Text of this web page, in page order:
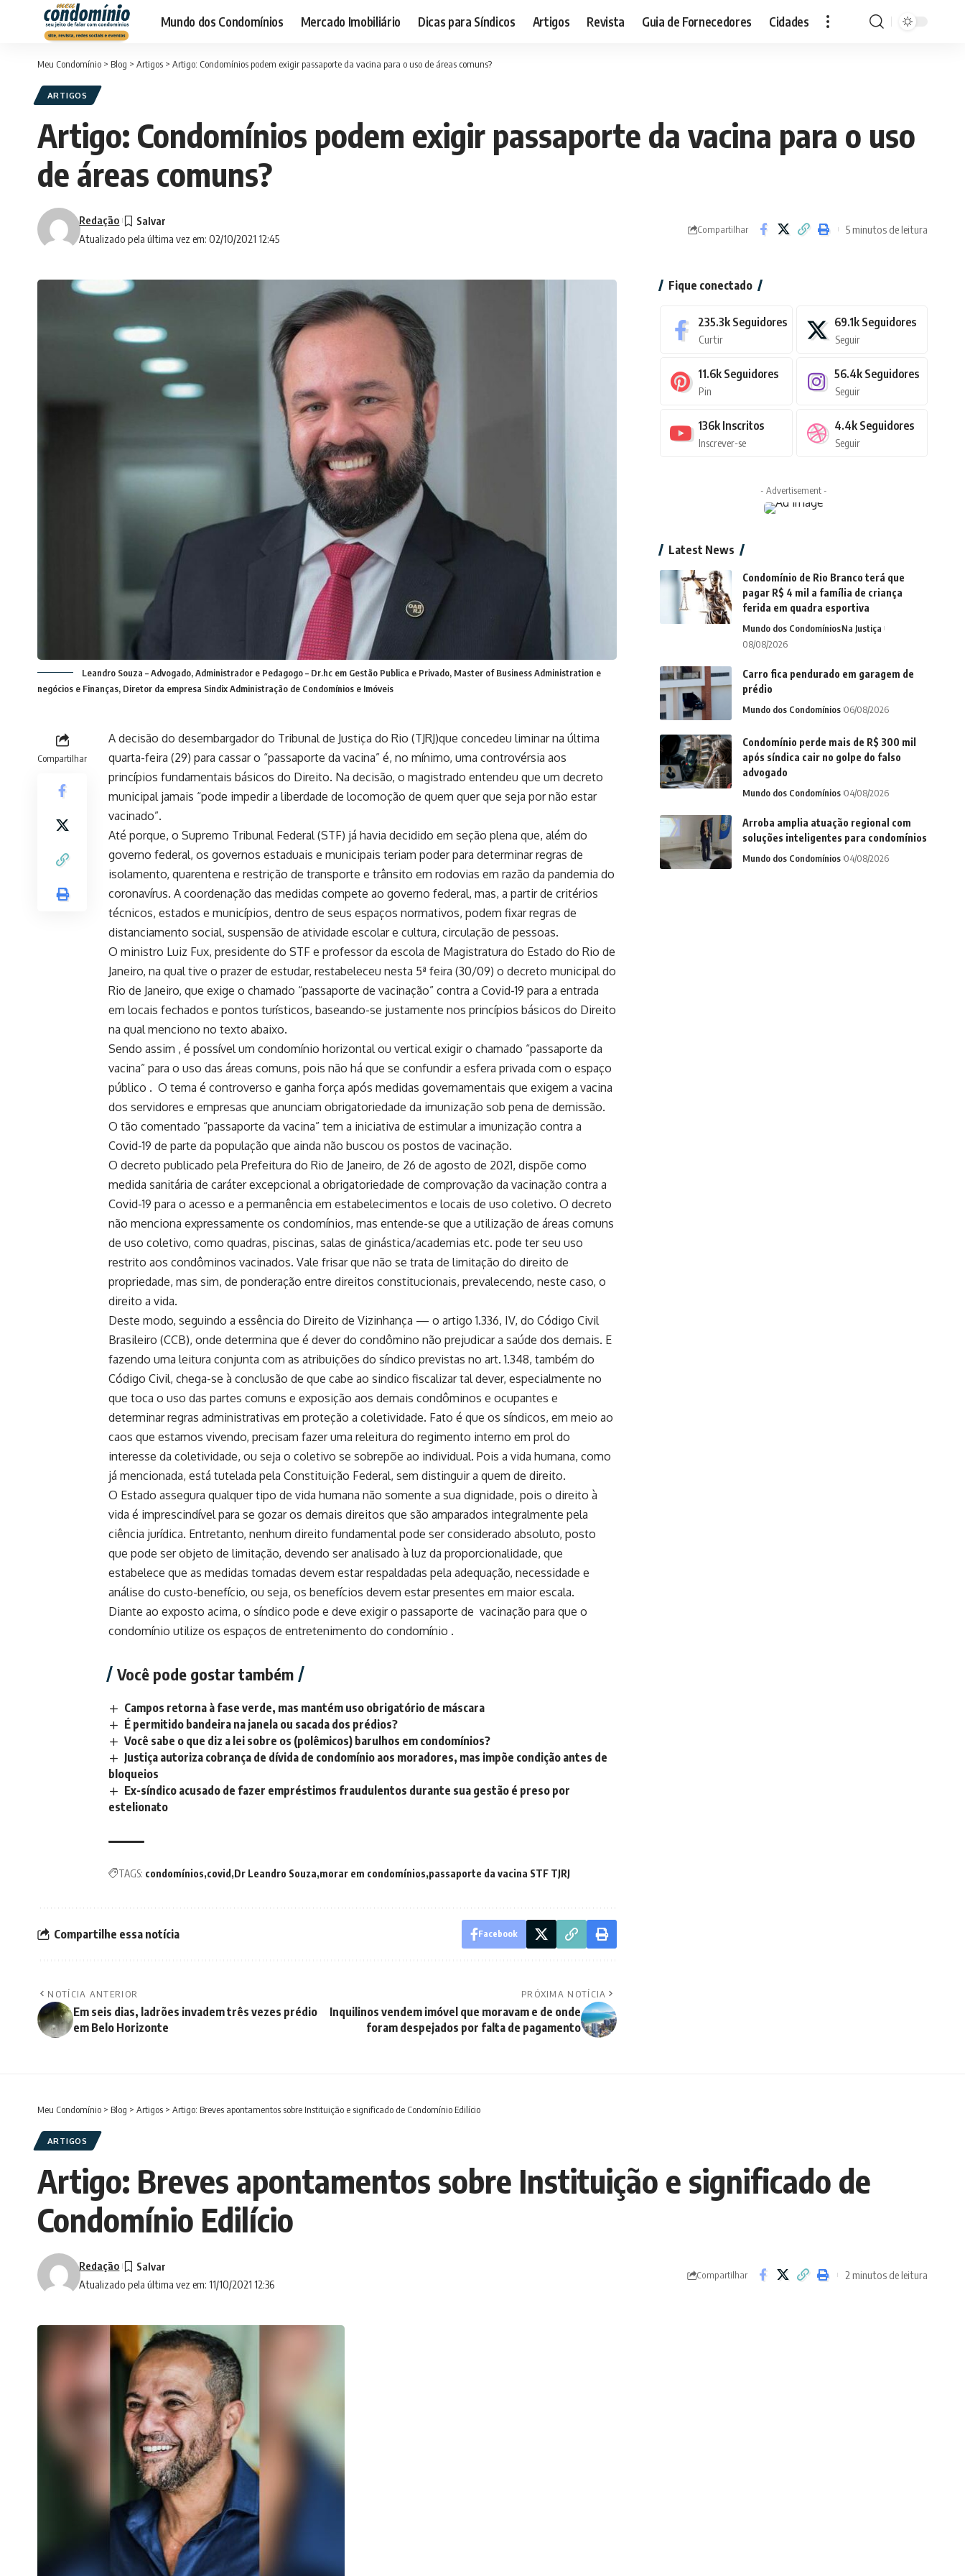
Mundo dos Condomínios Mercado Imobiliário Dicas para Síndicos Artigos Revista Guia de Fornecedores Cidades
Meu Condomínio > Blog > Artigos > Artigo: Condomínios podem exigir passaporte da vacina para o uso de áreas comuns?
ARTIGOS
Artigo: Condomínios podem exigir passaporte da vacina para o uso
de áreas comuns?
Atualizado pela última vez em: 02/10/2021 12:45
Redação
Compartilhar 5 minutos de leitura
Leandro Souza – Advogado, Administrador e Pedagogo – Dr.hc em Gestão Publica e Privado, Master of Business Administration e
negócios e Finanças, Diretor da empresa Sindix Administração de Condomínios e Imóveis
Compartilhar
A decisão do desembargador do Tribunal de Justiça do Rio (TJRJ)que concedeu liminar na última
quarta-feira (29) para cassar o “passaporte da vacina” é, no mínimo, uma controvérsia aos
princípios fundamentais básicos do Direito. Na decisão, o magistrado entendeu que um decreto
municipal jamais “pode impedir a liberdade de locomoção de quem quer que seja por não estar
vacinado”.
Até porque, o Supremo Tribunal Federal (STF) já havia decidido em seção plena que, além do
governo federal, os governos estaduais e municipais teriam poder para determinar regras de
isolamento, quarentena e restrição de transporte e trânsito em rodovias em razão da pandemia do
coronavírus. A coordenação das medidas compete ao governo federal, mas, a partir de critérios
técnicos, estados e municípios, dentro de seus espaços normativos, podem fixar regras de
distanciamento social, suspensão de atividade escolar e cultura, circulação de pessoas.
O ministro Luiz Fux, presidente do STF e professor da escola de Magistratura do Estado do Rio de
Janeiro, na qual tive o prazer de estudar, restabeleceu nesta 5ª feira (30/09) o decreto municipal do
Rio de Janeiro, que exige o chamado “passaporte de vacinação” contra a Covid-19 para a entrada
em locais fechados e pontos turísticos, baseando-se justamente nos princípios básicos do Direito
na qual menciono no texto abaixo.
Sendo assim , é possível um condomínio horizontal ou vertical exigir o chamado “passaporte da
vacina” para o uso das áreas comuns, pois não há que se confundir a esfera privada com o espaço
público . O tema é controverso e ganha força após medidas governamentais que exigem a vacina
dos servidores e empresas que anunciam obrigatoriedade da imunização sob pena de demissão.
O tão comentado “passaporte da vacina” tem a iniciativa de estimular a imunização contra a
Covid-19 de parte da população que ainda não buscou os postos de vacinação.
O decreto publicado pela Prefeitura do Rio de Janeiro, de 26 de agosto de 2021, dispõe como
medida sanitária de caráter excepcional a obrigatoriedade de comprovação da vacinação contra a
Covid-19 para o acesso e a permanência em estabelecimentos e locais de uso coletivo. O decreto
não menciona expressamente os condomínios, mas entende-se que a utilização de áreas comuns
de uso coletivo, como quadras, piscinas, salas de ginástica/academias etc. pode ter seu uso
restrito aos condôminos vacinados. Vale frisar que não se trata de limitação do direito de
propriedade, mas sim, de ponderação entre direitos constitucionais, prevalecendo, neste caso, o
direito a vida.
Deste modo, seguindo a essência do Direito de Vizinhança — o artigo 1.336, IV, do Código Civil
Brasileiro (CCB), onde determina que é dever do condômino não prejudicar a saúde dos demais. E
fazendo uma leitura conjunta com as atribuições do síndico previstas no art. 1.348, também do
Código Civil, chega-se à conclusão de que cabe ao sindico fiscalizar tal dever, especialmente no
que toca o uso das partes comuns e exposição aos demais condôminos e ocupantes e
determinar regras administrativas em proteção a coletividade. Fato é que os síndicos, em meio ao
caos que estamos vivendo, precisam fazer uma releitura do regimento interno em prol do
interesse da coletividade, ou seja o coletivo se sobrepõe ao individual. Pois a vida humana, como
já mencionada, está tutelada pela Constituição Federal, sem distinguir a quem de direito.
O Estado assegura qualquer tipo de vida humana não somente a sua dignidade, pois o direito à
vida é imprescindível para se gozar os demais direitos que são amparados integralmente pela
ciência jurídica. Entretanto, nenhum direito fundamental pode ser considerado absoluto, posto
que pode ser objeto de limitação, devendo ser analisado à luz da proporcionalidade, que
estabelece que as medidas tomadas devem estar respaldadas pela adequação, necessidade e
análise do custo-benefício, ou seja, os benefícios devem estar presentes em maior escala.
Diante ao exposto acima, o síndico pode e deve exigir o passaporte de vacinação para que o
condomínio utilize os espaços de entretenimento do condomínio .
Você pode gostar também
Campos retorna à fase verde, mas mantém uso obrigatório de máscara
É permitido bandeira na janela ou sacada dos prédios?
Você sabe o que diz a lei sobre os (polêmicos) barulhos em condomínios?
Justiça autoriza cobrança de dívida de condomínio aos moradores, mas impõe condição antes de
bloqueios
Ex-síndico acusado de fazer empréstimos fraudulentos durante sua gestão é preso por
estelionato
TAGS: condomínios covid Dr Leandro Souza morar em condomínios passaporte da vacina STF TJRJ
Compartilhe essa notícia Facebook
NOTÍCIA ANTERIOR
Em seis dias, ladrões invadem três vezes prédio
em Belo Horizonte
PRÓXIMA NOTÍCIA
Inquilinos vendem imóvel que moravam e de onde
foram despejados por falta de pagamento
Fique conectado
235.3k Seguidores
Curtir
69.1k Seguidores
Seguir
11.6k Seguidores
Pin
56.4k Seguidores
Seguir
136k Inscritos
Inscrever-se
4.4k Seguidores
Seguir
- Advertisement -
Latest News
Condomínio de Rio Branco terá que
pagar R$ 4 mil a família de criança
ferida em quadra esportiva
Mundo dos CondomíniosNa Justiça
08/08/2026
Carro fica pendurado em garagem de
prédio
Mundo dos Condomínios 06/08/2026
Condomínio perde mais de R$ 300 mil
após síndica cair no golpe do falso
advogado
Mundo dos Condomínios 04/08/2026
Arroba amplia atuação regional com
soluções inteligentes para condomínios
Mundo dos Condomínios 04/08/2026
Meu Condomínio > Blog > Artigos > Artigo: Breves apontamentos sobre Instituição e significado de Condomínio Edilício
ARTIGOS
Artigo: Breves apontamentos sobre Instituição e significado de
Condomínio Edilício
Atualizado pela última vez em: 11/10/2021 12:36
Redação
Compartilhar 2 minutos de leitura